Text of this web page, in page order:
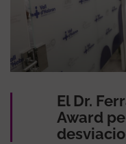
El Dr.
Award